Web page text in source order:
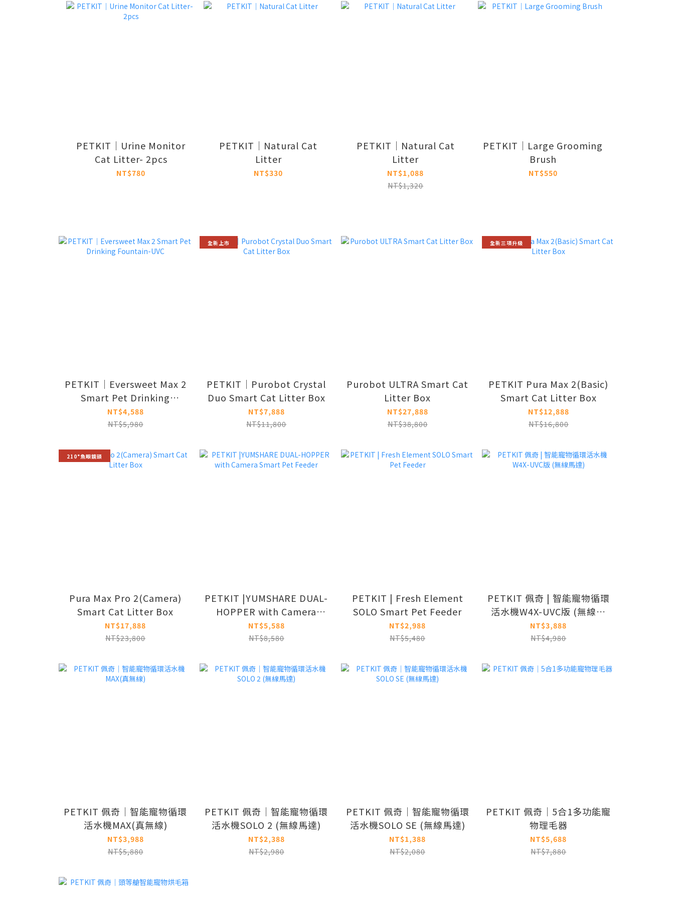
PETKIT｜Urine Monitor
Cat Litter- 2pcs
NT$780
PETKIT｜Natural Cat
Litter
NT$330
PETKIT｜Natural Cat
Litter
NT$1,088
NT$1,320
PETKIT｜Large Grooming
Brush
NT$550
PETKIT｜Eversweet Max 2
Smart Pet Drinking
Fountain-UVC
NT$4,588
NT$5,980
全新上市
PETKIT｜Purobot Crystal
Duo Smart Cat Litter Box
NT$7,888
NT$11,800
Purobot ULTRA Smart Cat
Litter Box
NT$27,888
NT$38,800
全新三項升級
PETKIT Pura Max 2(Basic)
Smart Cat Litter Box
NT$12,888
NT$16,800
210°魚眼鏡頭
Pura Max Pro 2(Camera)
Smart Cat Litter Box
NT$17,888
NT$23,800
PETKIT |YUMSHARE DUAL-
HOPPER with Camera
Smart Pet Feeder
NT$5,588
NT$8,580
PETKIT | Fresh Element
SOLO Smart Pet Feeder
NT$2,988
NT$5,480
PETKIT 佩奇 | 智能寵物循環
活水機W4X-UVC版 (無線馬
達)
NT$3,888
NT$4,980
PETKIT 佩奇｜智能寵物循環
活水機MAX(真無線)
NT$3,988
NT$5,880
PETKIT 佩奇｜智能寵物循環
活水機SOLO 2 (無線馬達)
NT$2,388
NT$2,980
PETKIT 佩奇｜智能寵物循環
活水機SOLO SE (無線馬達)
NT$1,388
NT$2,080
PETKIT 佩奇｜5合1多功能寵
物理毛器
NT$5,688
NT$7,880